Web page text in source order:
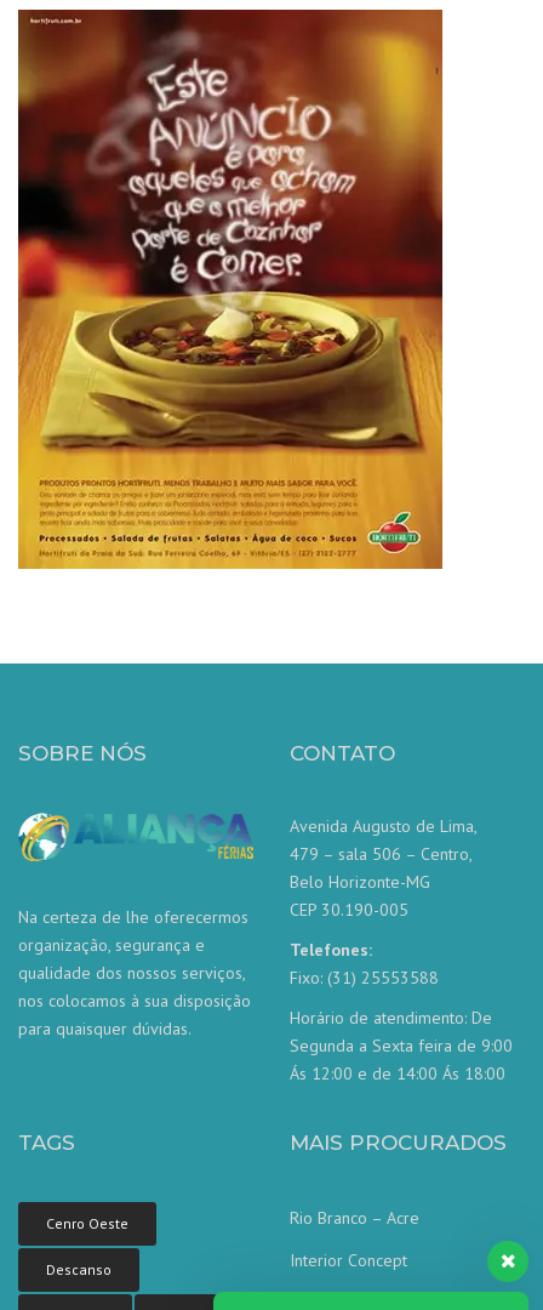
SOBRE NÓS
Na certeza de lhe oferecermos
organização, segurança e
qualidade dos nossos serviços,
nos colocamos à sua disposição
para quaisquer dúvidas.
CONTATO
Avenida Augusto de Lima,
479 – sala 506 – Centro,
Belo Horizonte-MG
CEP 30.190-005
Telefones:
Fixo: (31) 25553588
Horário de atendimento: De
Segunda a Sexta feira de 9:00
Ás 12:00 e de 14:00 Ás 18:00
TAGS
Cenro Oeste
Descanso
MAIS PROCURADOS
Rio Branco – Acre
Interior Concept